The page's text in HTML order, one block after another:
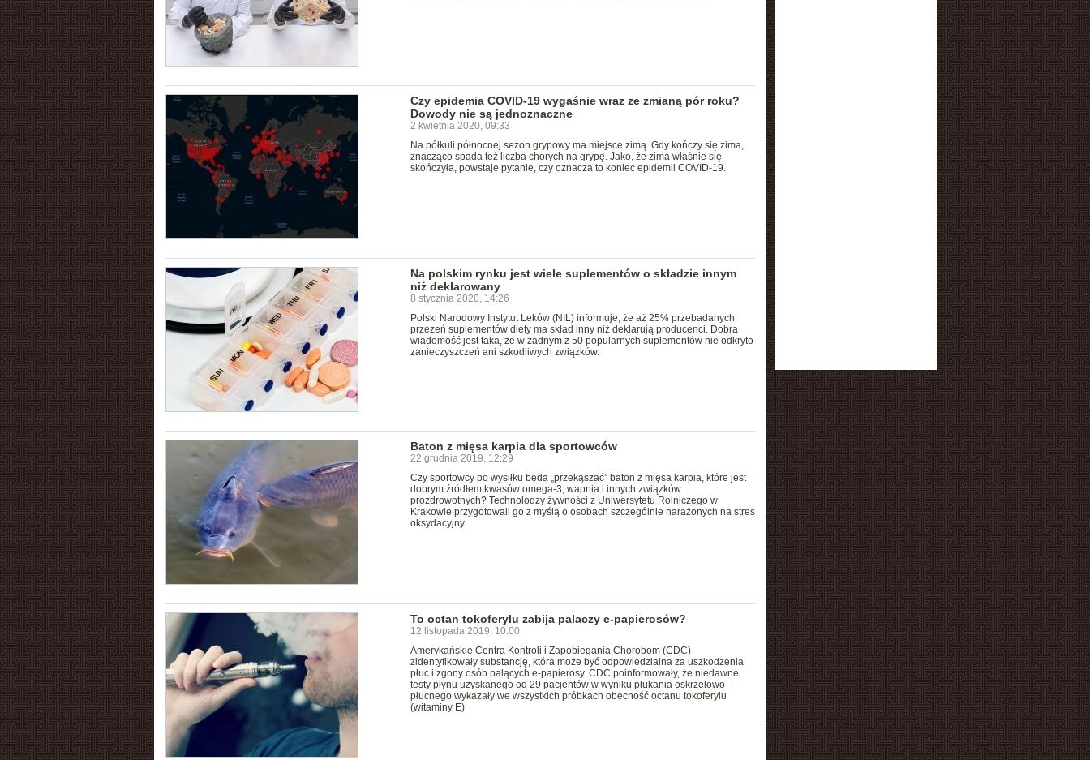
Czy epidemia COVID-19 wygaśnie wraz ze zmianą pór roku?
Dowody nie są jednoznaczne
2 kwietnia 2020, 09:33
Na półkuli północnej sezon grypowy ma miejsce zimą. Gdy kończy się zima,
znacząco spada też liczba chorych na grypę. Jako, że zima właśnie się
skończyła, powstaje pytanie, czy oznacza to koniec epidemii COVID-19.
Na polskim rynku jest wiele suplementów o składzie innym
niż deklarowany
8 stycznia 2020, 14:26
Polski Narodowy Instytut Leków (NIL) informuje, że aż 25% przebadanych
przezeń suplementów diety ma skład inny niż deklarują producenci. Dobra
wiadomość jest taka, że w żadnym z 50 popularnych suplementów nie odkryto
zanieczyszczeń ani szkodliwych związków.
Baton z mięsa karpia dla sportowców
22 grudnia 2019, 12:29
Czy sportowcy po wysiłku będą „przekąszać” baton z mięsa karpia, które jest
dobrym źródłem kwasów omega-3, wapnia i innych związków
prozdrowotnych? Technolodzy żywności z Uniwersytetu Rolniczego w
Krakowie przygotowali go z myślą o osobach szczególnie narażonych na stres
oksydacyjny.
To octan tokoferylu zabija palaczy e-papierosów?
12 listopada 2019, 10:00
Amerykańskie Centra Kontroli i Zapobiegania Chorobom (CDC)
zidentyfikowały substancję, która może być odpowiedzialna za uszkodzenia
płuc i zgony osób palących e-papierosy. CDC poinformowały, że niedawne
testy płynu uzyskanego od 29 pacjentów w wyniku płukania oskrzelowo-
płucnego wykazały we wszystkich próbkach obecność octanu tokoferylu
(witaminy E)